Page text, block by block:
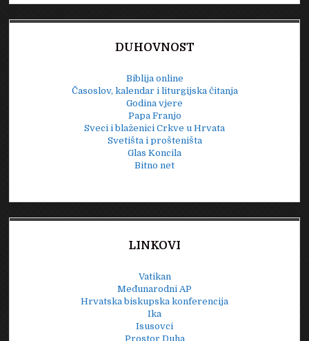
DUHOVNOST
Biblija online
Časoslov, kalendar i liturgijska čitanja
Godina vjere
Papa Franjo
Sveci i blaženici Crkve u Hrvata
Svetišta i prošteništa
Glas Koncila
Bitno net
LINKOVI
Vatikan
Međunarodni AP
Hrvatska biskupska konferencija
Ika
Isusovci
Prostor Duha